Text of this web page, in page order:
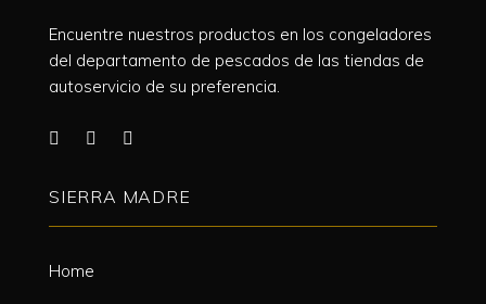
Encuentre nuestros productos en los congeladores
del departamento de pescados de las tiendas de
autoservicio de su preferencia.
SIERRA MADRE
Home